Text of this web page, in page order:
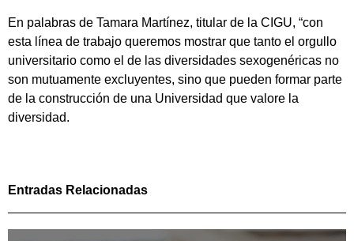
En palabras de Tamara Martínez, titular de la CIGU, “con
esta línea de trabajo queremos mostrar que tanto el orgullo
universitario como el de las diversidades sexogenéricas no
son mutuamente excluyentes, sino que pueden formar parte
de la construcción de una Universidad que valore la
diversidad.
Entradas Relacionadas